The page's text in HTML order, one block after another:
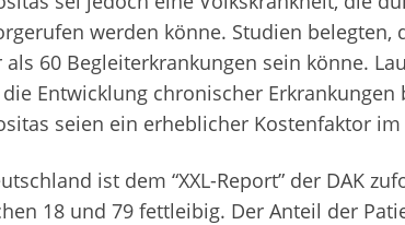
werden könne. Studien belegten,
als 60 Begleiterkrankungen sein könne.
Entwicklung chronischer
seien ein erheblicher Kostenfaktor
ist dem “XXL-Report” der DAK
18 und 79 fettleibig. Der Anteil der